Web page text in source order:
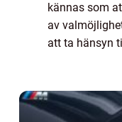
kännas som
av
att ta hänsyn